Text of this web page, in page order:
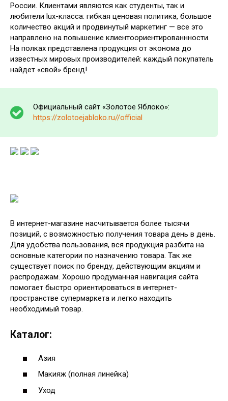
России. Клиентами являются как студенты, так и
любители lux-класса: гибкая ценовая политика, большое
количество акций и продвинутый маркетинг — все это
направлено на повышение клиентоориентированнности.
На полках представлена продукция от эконома до
известных мировых производителей: каждый покупатель
найдет «свой» бренд!
Официальный сайт «Золотое Яблоко»:
https://zolotoejabloko.ru//official
В интернет-магазине насчитывается более тысячи
позиций, с возможностью получения товара день в день.
Для удобства пользования, вся продукция разбита на
основные категории по назначению товара. Так же
существует поиск по бренду, действующим акциям и
распродажам. Хорошо продуманная навигация сайта
помогает быстро ориентироваться в интернет-
пространстве супермаркета и легко находить
необходимый товар.
Каталог:
Азия
Макияж (полная линейка)
Уход